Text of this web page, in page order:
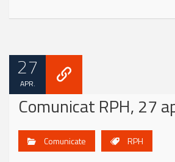
27
APR.
Comunicat RPH, 27
Comunicate RPH